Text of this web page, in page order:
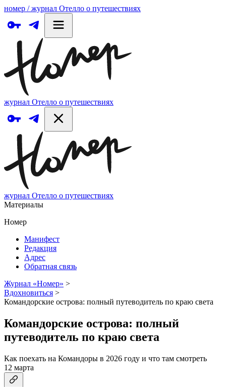
номер / журнал Отелло о путешествиях
журнал Отелло о путешествиях
журнал Отелло о путешествиях
Материалы
Номер
Манифест
Редакция
Адрес
Обратная связь
Журнал «Номер» >
Вдохновиться >
Командорские острова: полный путеводитель по краю света
Командорские острова: полный
путеводитель по краю света
Как поехать на Командоры в 2026 году и что там смотреть
12 марта